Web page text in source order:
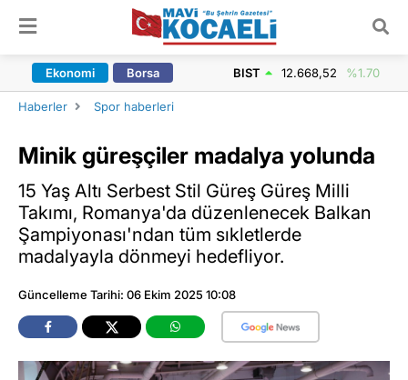
Ekonomi Borsa BIST 12.668,52 %1.70
Haberler Spor haberleri
Minik güreşçiler madalya yolunda
15 Yaş Altı Serbest Stil Güreş Güreş Milli
Takımı, Romanya'da düzenlenecek Balkan
Şampiyonası'ndan tüm sıkletlerde
madalyayla dönmeyi hedefliyor.
Güncelleme Tarihi: 06 Ekim 2025 10:08